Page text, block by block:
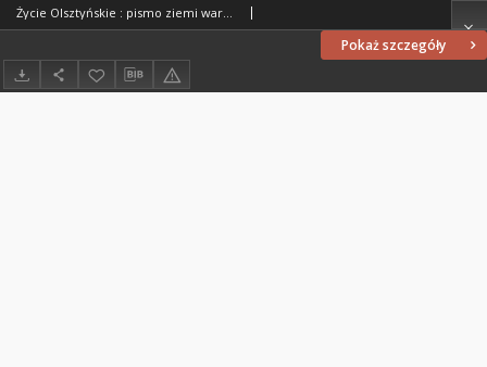
Pokaż szczegóły
Życie Olsztyńskie : pismo ziemi warmińsko-mazurskiej, 1949, nr 346